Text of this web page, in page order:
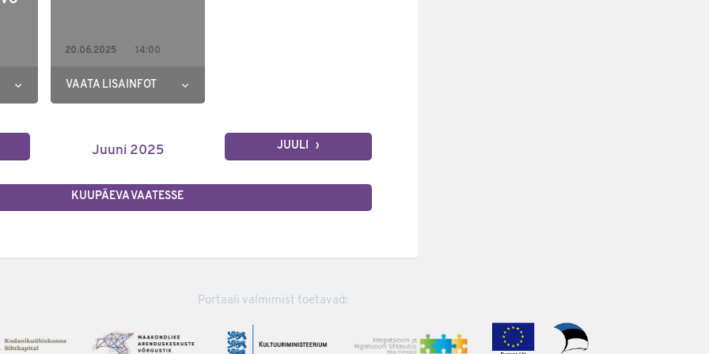
20.06.2025 14:00
VAATA LISAINFOT
Juuni 2025 JUULI ›
KUUPÄEVA VAATESSE
Portaali valmimist toetavad: